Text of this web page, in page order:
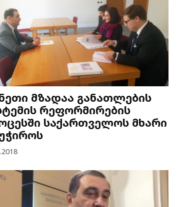
მზადაა განათლების
რეფორმირების
საქართველოს მხარი